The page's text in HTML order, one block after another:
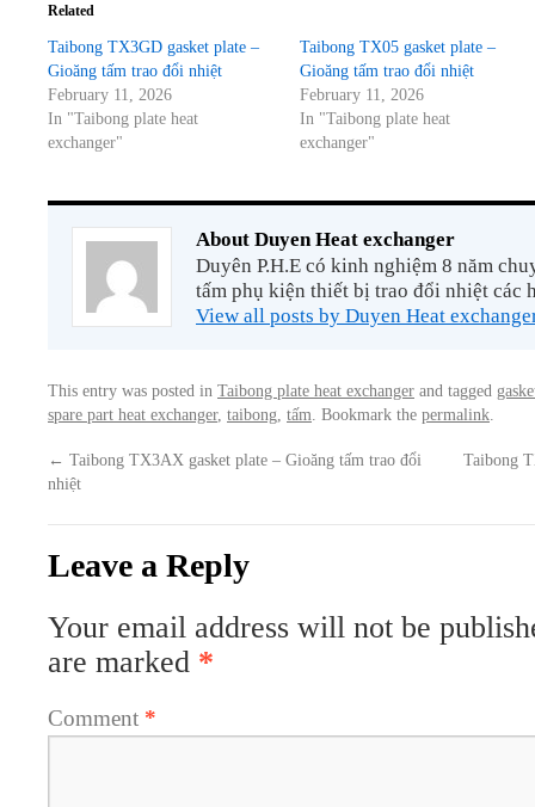
Related
Taibong TX3GD gasket plate –
Gioăng tấm trao đổi nhiệt
February 11, 2026
In "Taibong plate heat
exchanger"
Taibong TX05 gasket plate –
Gioăng tấm trao đổi nhiệt
February 11, 2026
In "Taibong plate heat
exchanger"
About Duyen Heat exchanger
Duyên P.H.E có kinh nghiệm 8 năm
tấm phụ kiện thiết bị trao đổi nhiệt các
View all posts by Duyen Heat
This entry was posted in Taibong plate heat exchanger and tagged
spare part heat exchanger, taibong tấm . Bookmark the permalink
← Taibong TX3AX gasket plate – Gioăng tấm trao đổi
nhiệt
Taibong
Leave a Reply
Your email address will not be
are marked *
Comment *